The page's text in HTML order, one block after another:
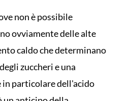
non è possibile
ovviamente delle alte
caldo che determinano
zuccheri e una
in particolare dell'acido